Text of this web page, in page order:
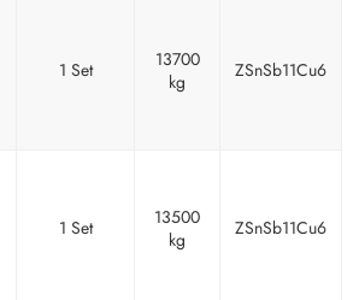
1 Set
13700
kg
ZSnSb11Cu6
1 Set
13500
kg
ZSnSb11Cu6